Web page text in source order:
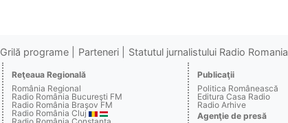
Grilă programe Parteneri Statutul jurnalistului Radio Romania
Reţeaua Regională
România Regional
Radio România Bucureşti FM
Radio România Braşov FM
Radio România Cluj
Publicaţii
Politica Românească
Editura Casa Radio
Radio Arhive
Agenţie de presă